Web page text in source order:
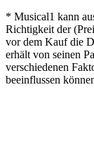
* Musical1 kann
Richtigkeit der
vor dem Kauf die
erhält von seinen
verschiedenen
beeinflussen